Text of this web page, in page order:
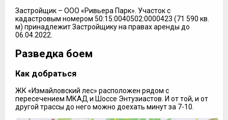
Застройщик – ООО «Ривьера Парк». Участок с
кадастровым номером 50:15:0040502:0000423 (71 590 кв.
м) принадлежит Застройщику на правах аренды до
06.04.2022.
Разведка боем
Как добраться
ЖК «Измайловский лес» расположен рядом с
пересечением МКАД и Шоссе Энтузиастов. И от той, и от
другой трассы до него можно доехать минут за 7-10.